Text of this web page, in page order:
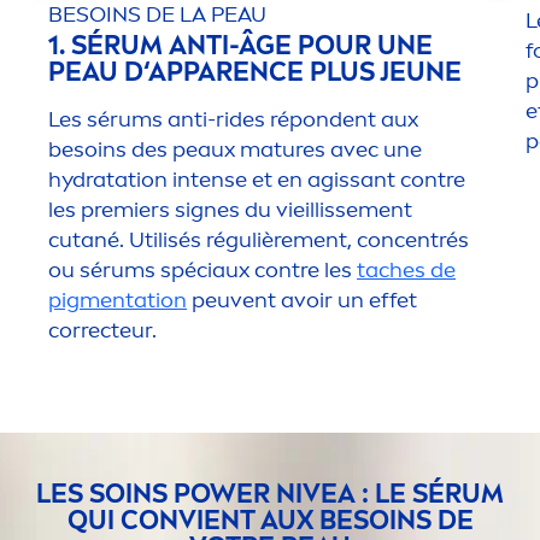
BESOINS DE LA PEAU
1. SÉRUM ANTI-ÂGE POUR UNE
PEAU D‘APPARENCE PLUS JEUNE
Les sérums anti-rides répondent aux
besoins des peaux matures avec une
hydratation intense et en agissant contre
les premiers signes du vieillissement
cutané. Utilisés régulièrement, concentrés
ou sérums spéciaux contre les taches de
pigmentation peuvent avoir un effet
correcteur.
LES SOINS POWER NIVEA : LE SÉRUM
QUI CONVIENT AUX BESOINS DE